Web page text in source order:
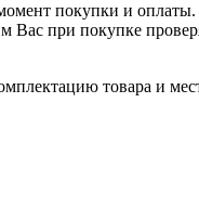
покупки и
Вас при покупке
товара и